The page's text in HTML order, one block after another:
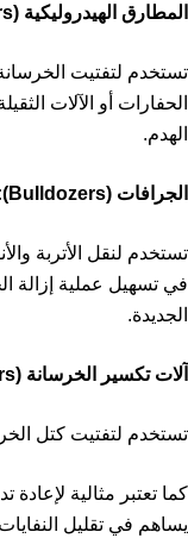
المطارق الهيدروليكية (Hydraulic Breakers):
تستخدم لتفتيت
الحفارات أو الآلات
الهدم.
الجرافات (Bulldozers):
تستخدم لنقل الأتربة
في تسهيل عملية إزالة
الجديدة.
آلات تكسير الخرسانة (Concrete Crushers):
تستخدم لتفتيت كتل
كما تعتبر مثالية لإعادة
يساهم في تقليل النفايات